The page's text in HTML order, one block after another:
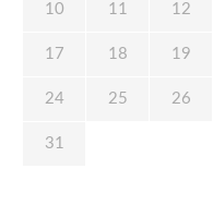
10 11 12
17 18 19
24 25 26
31